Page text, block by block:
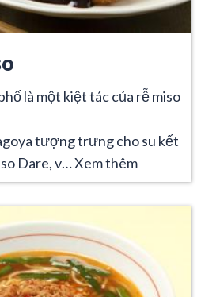
là một kiệt tác của rễ miso
tượng trưng cho su kết
Dare, v…Xem thêm